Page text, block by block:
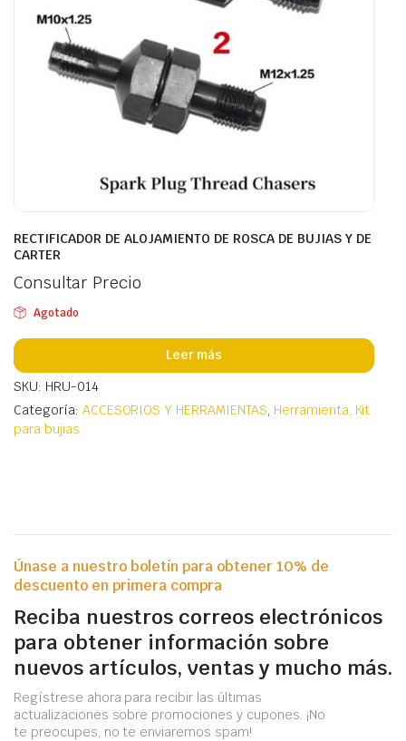
RECTIFICADOR DE ALOJAMIENTO DE ROSCA DE BUJIAS Y DE
CARTER
Consultar Precio
Agotado
Leer más
SKU: HRU-014
Categoría: ACCESORIOS Y HERRAMIENTAS, Herramienta, Kit
para bujias
Únase a nuestro boletín para obtener 10% de
descuento en primera compra
Reciba nuestros correos electrónicos
para obtener información sobre
nuevos artículos, ventas y mucho más.
Regístrese ahora para recibir las últimas
actualizaciones sobre promociones y cupones. ¡No
te preocupes, no te enviaremos spam!